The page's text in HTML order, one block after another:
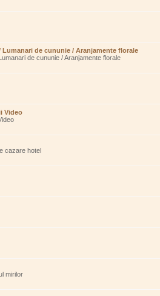
Lumanari de cununie / Aranjamente florale
de cununie / Aranjamente florale
Video
cazare hotel
mirilor